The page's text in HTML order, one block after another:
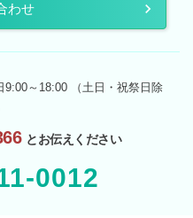
わせ
9:00～18:00 （土日・祝祭日除
とお伝えください
0012